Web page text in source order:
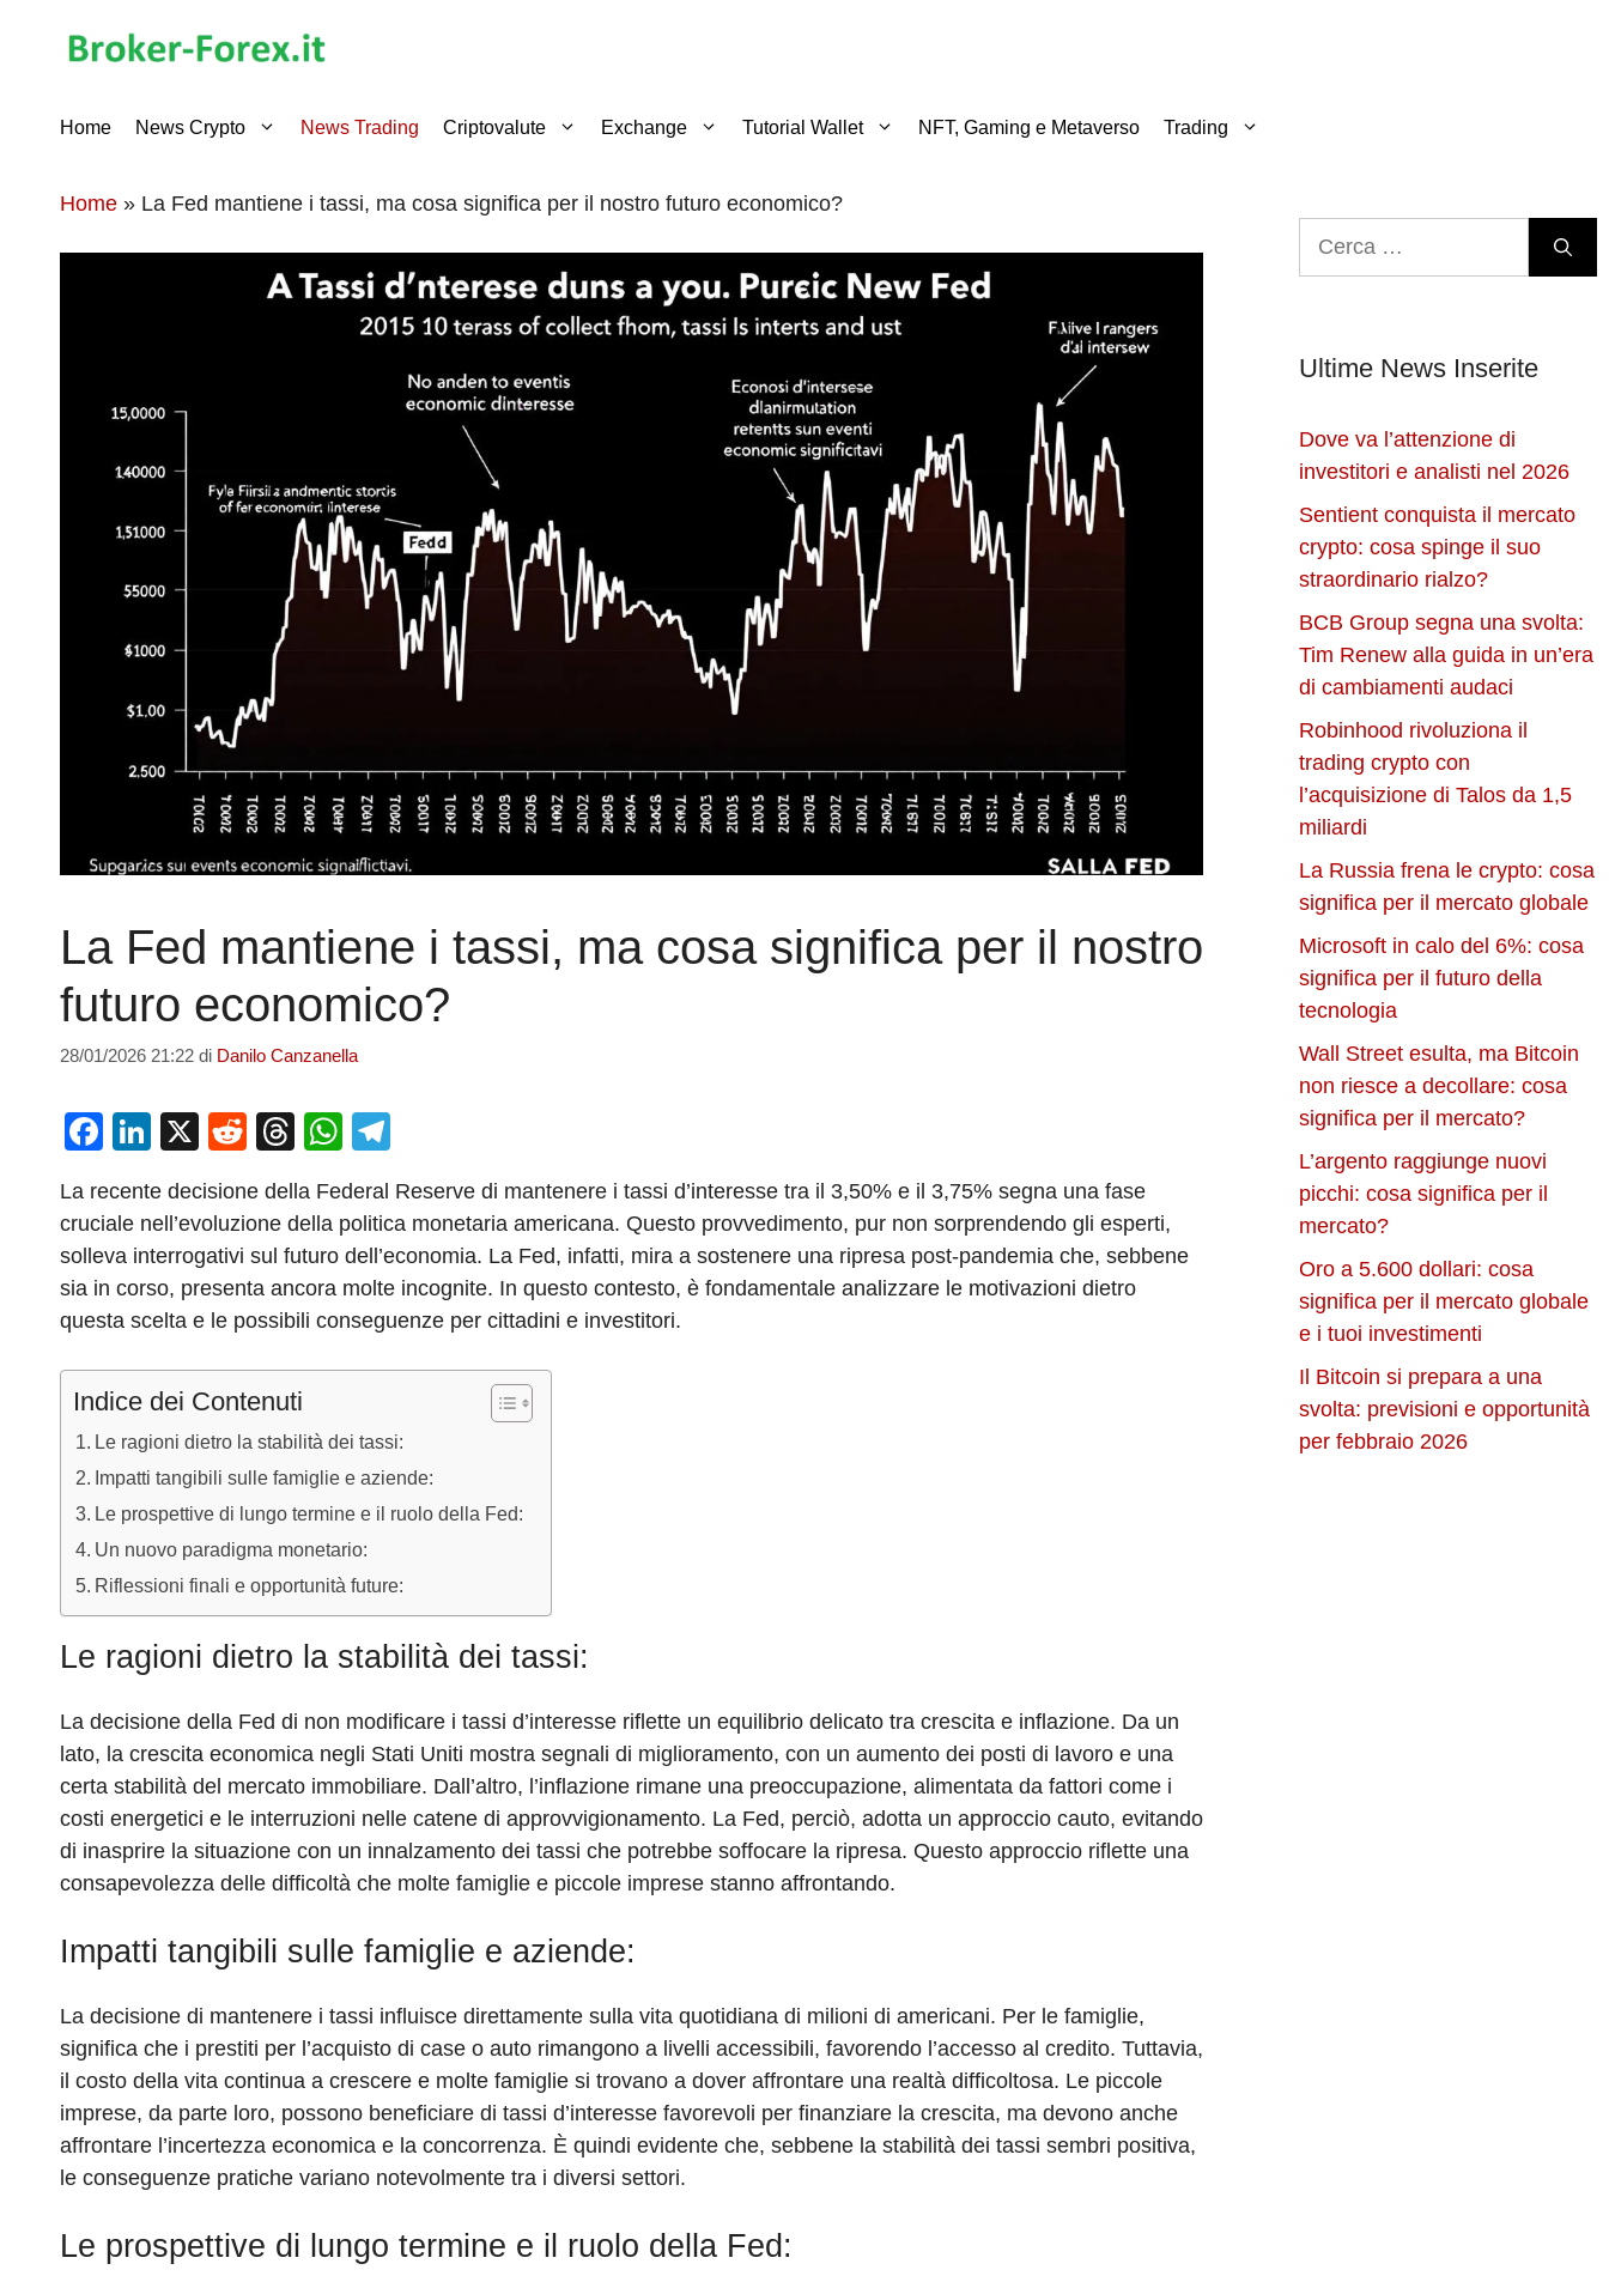
Home News Crypto News Trading Criptovalute Exchange Tutorial Wallet NFT, Gaming e Metaverso Trading
Home » La Fed mantiene i tassi, ma cosa significa per il nostro futuro economico?
La Fed mantiene i tassi, ma cosa significa per il nostro
futuro economico?
28/01/2026 21:22 di Danilo Canzanella
F
c
e
b
o
o
k
Li
k
e
dI
n
X
R
d
di
t
T
e
a
d
s
W
at
s
A
p
p
e
gr
a
m
La recente decisione della Federal Reserve di mantenere i tassi d’interesse tra il 3,50% e il 3,75% segna una fase
cruciale nell’evoluzione della politica monetaria americana. Questo provvedimento, pur non sorprendendo gli esperti,
solleva interrogativi sul futuro dell’economia. La Fed, infatti, mira a sostenere una ripresa post-pandemia che, sebbene
sia in corso, presenta ancora molte incognite. In questo contesto, è fondamentale analizzare le motivazioni dietro
questa scelta e le possibili conseguenze per cittadini e investitori.
Indice dei Contenuti
Le ragioni dietro la stabilità dei tassi:
Impatti tangibili sulle famiglie e aziende:
Le prospettive di lungo termine e il ruolo della Fed:
Un nuovo paradigma monetario:
Riflessioni finali e opportunità future:
Le ragioni dietro la stabilità dei tassi:
La decisione della Fed di non modificare i tassi d’interesse riflette un equilibrio delicato tra crescita e inflazione. Da un
lato, la crescita economica negli Stati Uniti mostra segnali di miglioramento, con un aumento dei posti di lavoro e una
certa stabilità del mercato immobiliare. Dall’altro, l’inflazione rimane una preoccupazione, alimentata da fattori come i
costi energetici e le interruzioni nelle catene di approvvigionamento. La Fed, perciò, adotta un approccio cauto, evitando
di inasprire la situazione con un innalzamento dei tassi che potrebbe soffocare la ripresa. Questo approccio riflette una
consapevolezza delle difficoltà che molte famiglie e piccole imprese stanno affrontando.
Impatti tangibili sulle famiglie e aziende:
La decisione di mantenere i tassi influisce direttamente sulla vita quotidiana di milioni di americani. Per le famiglie,
significa che i prestiti per l’acquisto di case o auto rimangono a livelli accessibili, favorendo l’accesso al credito. Tuttavia,
il costo della vita continua a crescere e molte famiglie si trovano a dover affrontare una realtà difficoltosa. Le piccole
imprese, da parte loro, possono beneficiare di tassi d’interesse favorevoli per finanziare la crescita, ma devono anche
affrontare l’incertezza economica e la concorrenza. È quindi evidente che, sebbene la stabilità dei tassi sembri positiva,
le conseguenze pratiche variano notevolmente tra i diversi settori.
Le prospettive di lungo termine e il ruolo della Fed:
Ultime News Inserite
Dove va l’attenzione di
investitori e analisti nel 2026
Sentient conquista il mercato
crypto: cosa spinge il suo
straordinario rialzo?
BCB Group segna una svolta:
Tim Renew alla guida in un’era
di cambiamenti audaci
Robinhood rivoluziona il
trading crypto con
l’acquisizione di Talos da 1,5
miliardi
La Russia frena le crypto: cosa
significa per il mercato globale
Microsoft in calo del 6%: cosa
significa per il futuro della
tecnologia
Wall Street esulta, ma Bitcoin
non riesce a decollare: cosa
significa per il mercato?
L’argento raggiunge nuovi
picchi: cosa significa per il
mercato?
Oro a 5.600 dollari: cosa
significa per il mercato globale
e i tuoi investimenti
Il Bitcoin si prepara a una
svolta: previsioni e opportunità
per febbraio 2026